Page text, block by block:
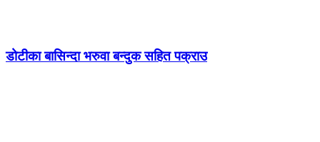
डोटीका बासिन्दा भरुवा बन्दुक सहित पक्राउ